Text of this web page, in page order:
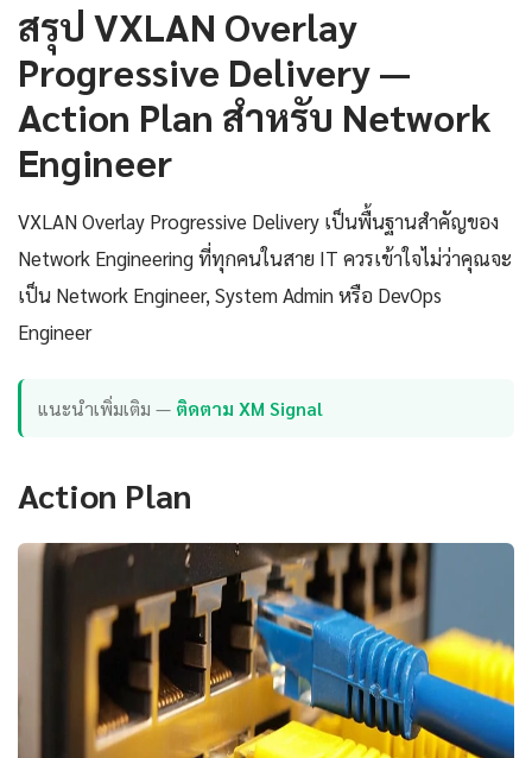
สรุป VXLAN Overlay
Progressive Delivery —
Action Plan สำหรับ Network
Engineer
VXLAN Overlay Progressive Delivery เป็นพื้นฐานสำคัญของ
Network Engineering ที่ทุกคนในสาย IT ควรเข้าใจไม่ว่าคุณจะ
เป็น Network Engineer, System Admin หรือ DevOps
Engineer
แนะนำเพิ่มเติม — ติดตาม XM Signal
Action Plan